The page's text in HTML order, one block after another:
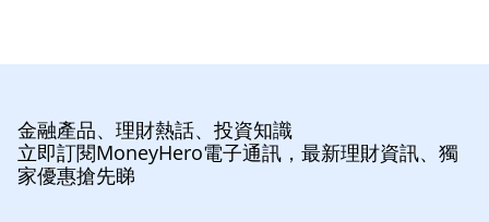
金融產品、理財熱話、投資知識
立即訂閱MoneyHero電子通訊，最新理財資訊、獨
家優惠搶先睇